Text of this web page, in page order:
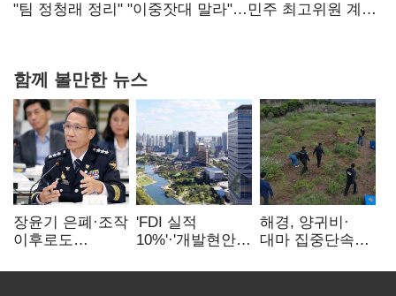
핵심으로 재부상
"팀 정청래 정리" "이중잣대 말라"…민주 최고위원 계파
함께 볼만한 뉴스
장윤기 은폐·조작
이후로도
내부비위…경찰
'FDI 실적
10%'·'개발현안
인천경제청장
해경, 양귀비·
대마 집중단속…
249명 검거